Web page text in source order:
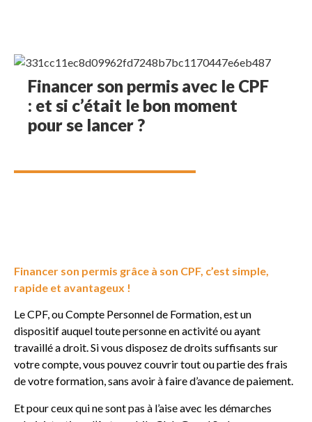
Financer son permis avec le CPF
: et si c’était le bon moment
pour se lancer ?
Financer son permis grâce à son CPF, c’est simple,
rapide et avantageux !
Le CPF, ou Compte Personnel de Formation, est un
dispositif auquel toute personne en activité ou ayant
travaillé a droit. Si vous disposez de droits suffisants sur
votre compte, vous pouvez couvrir tout ou partie des frais
de votre formation, sans avoir à faire d’avance de paiement.
Et pour ceux qui ne sont pas à l’aise avec les démarches